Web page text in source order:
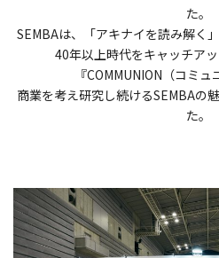
た。
SEMBAは、「アキナイを読み解く
40年以上時代をキャッチア
『COMMUNION（コミ
商業を考え研究し続けるSEMBAの
た。